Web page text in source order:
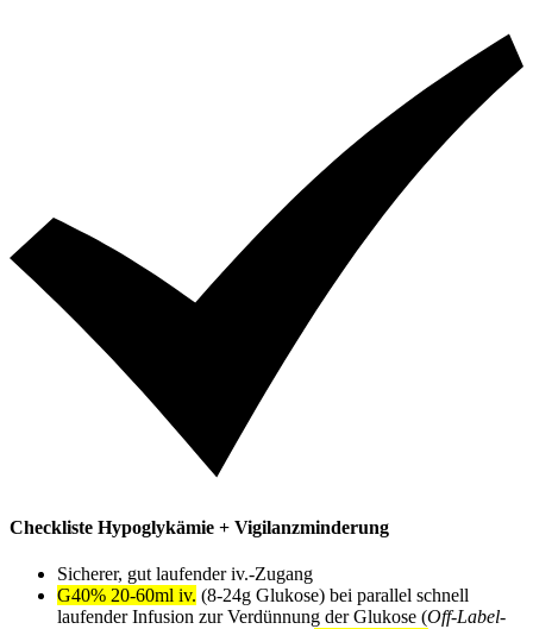
Checkliste Hypoglykämie + Vigilanzminderung
Sicherer, gut laufender iv.-Zugang
G40% 20-60ml iv. (8-24g Glukose) bei parallel schnell
laufender Infusion zur Verdünnung der Glukose (Off-Label-